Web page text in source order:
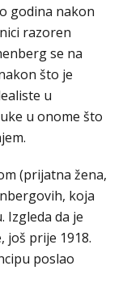
godina nakon
razoren
se na
što je
u
u onome što
(prijatna žena,
koja
Izgleda da je
još prije 1918.
poslao